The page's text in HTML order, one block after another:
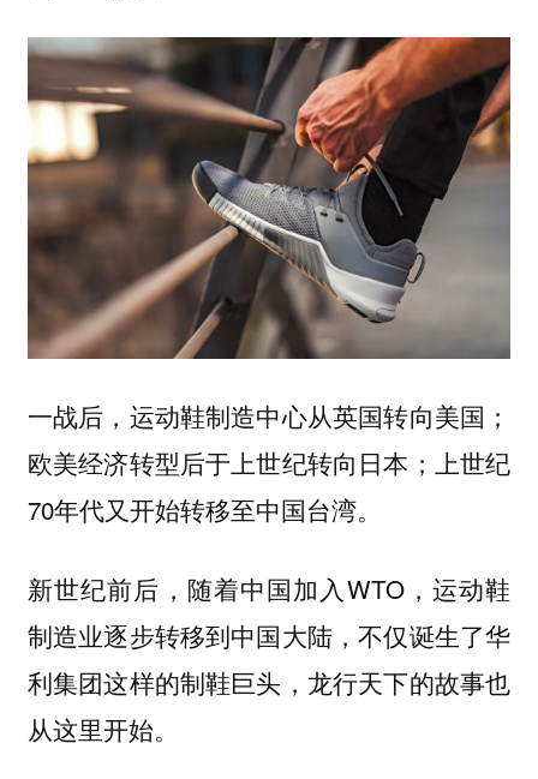
一战后，运动鞋制造中心从英国转向美国；
欧美经济转型后于上世纪转向日本；上世纪
70年代又开始转移至中国台湾。
新世纪前后，随着中国加入WTO，运动鞋
制造业逐步转移到中国大陆，不仅诞生了华
利集团这样的制鞋巨头，龙行天下的故事也
从这里开始。